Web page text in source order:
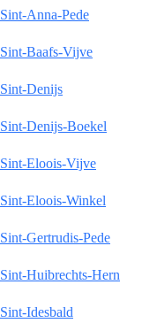
Sint-Anna-Pede
Sint-Baafs-Vijve
Sint-Denijs
Sint-Denijs-Boekel
Sint-Eloois-Vijve
Sint-Eloois-Winkel
Sint-Gertrudis-Pede
Sint-Huibrechts-Hern
Sint-Idesbald